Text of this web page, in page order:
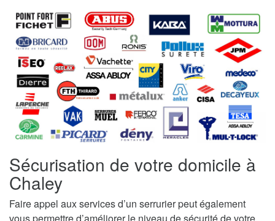
Sécurisation de votre domicile à
Chaley
Faire appel aux services d’un serrurier peut également